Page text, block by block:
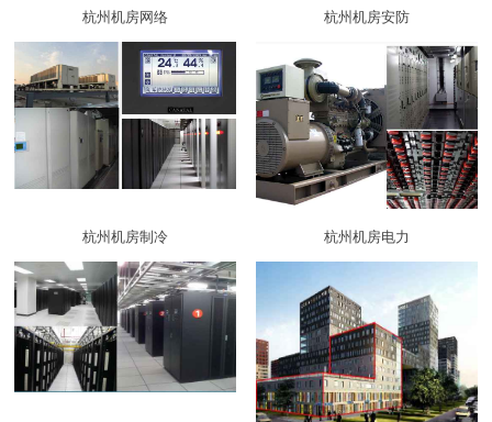
杭州机房网络 杭州机房安防
杭州机房制冷 杭州机房电力